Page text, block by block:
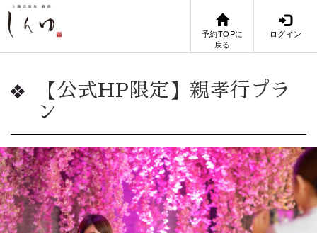
予約TOPに
戻る
ログイン
【公式HP限定】親孝行プラ
ン